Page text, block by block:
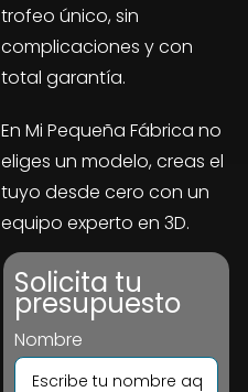
trofeo único, sin
complicaciones y con
total garantía.
En Mi Pequeña Fábrica no
eliges un modelo, creas el
tuyo desde cero con un
equipo experto en 3D.
Solicita tu
presupuesto
Nombre